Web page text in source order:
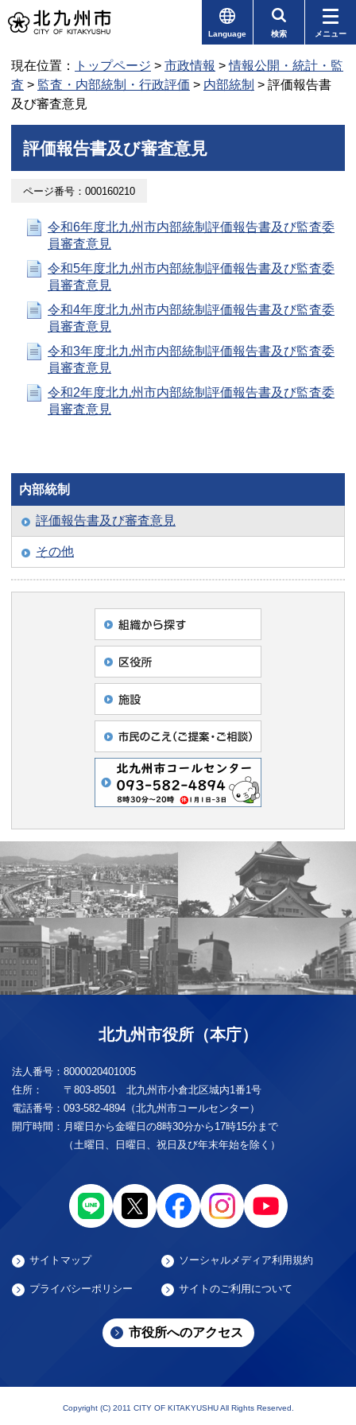
Language 検索 メニュー
現在位置： トップページ > 市政情報 >情報公開・統計・監
査 > 監査・内部統制・行政評価 > 内部統制 > 評価報告書
及び審査意見
評価報告書及び審査意見
ページ番号：000160210
令和6年度北九州市内部統制評価報告書及び監査委
員審査意見
令和5年度北九州市内部統制評価報告書及び監査委
員審査意見
令和4年度北九州市内部統制評価報告書及び監査委
員審査意見
令和3年度北九州市内部統制評価報告書及び監査委
員審査意見
令和2年度北九州市内部統制評価報告書及び監査委
員審査意見
内部統制
評価報告書及び審査意見
その他
北九州市役所（本庁）
法人番号： 8000020401005
住所：
〒803-8501 北九州市小倉北区城内1番1号
電話番号： 093-582-4894（北九州市コールセンター）
開庁時間： 月曜日から金曜日の8時30分から17時15分まで
（土曜日、日曜日、祝日及び年末年始を除く）
サイトマップ ソーシャルメディア利用規約
プライバシーポリシー サイトのご利用について
市役所へのアクセス
Copyright (C) 2011 CITY OF KITAKYUSHU All Rights Reserved.